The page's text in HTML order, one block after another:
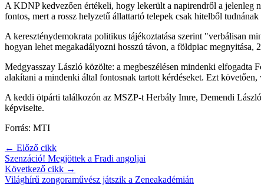
A KDNP kedvezően értékeli, hogy lekerült a napirendről a jelenleg
fontos, mert a rossz helyzetű állattartó telepek csak hitelből
A kereszténydemokrata politikus tájékoztatása szerint "verbálisan
hogyan lehet megakadályozni hosszú távon, a földpiac megnyitása,
Medgyasszay László közölte: a megbeszélésen mindenki
alakítani a mindenki által fontosnak tartott kérdéseket. Ezt
A keddi ötpárti találkozón az MSZP-t Herbály Imre, Demendi
képviselte.
Forrás: MTI
← Előző cikk
Szenzáció! Megjöttek a Fradi angoljai
Következő cikk →
Világhírű zongoraművész játszik a Zeneakadémián